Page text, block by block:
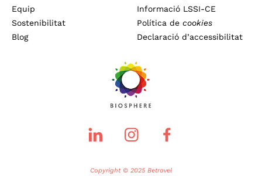
Equip
Sostenibilitat
Blog
Informació LSSI-CE
Política de cookies
Declaració d’accessibilitat
Copyright © 2025 Betravel